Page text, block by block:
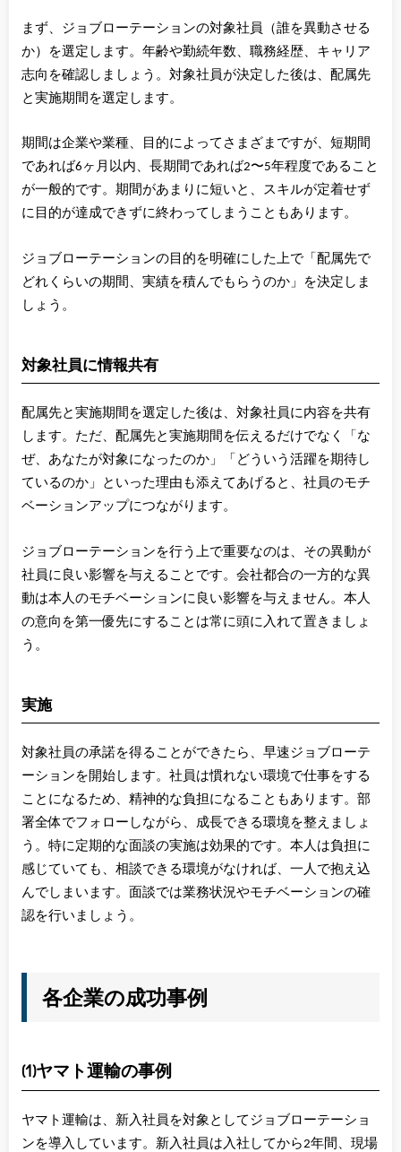
まず、ジョブローテーションの対象社員（誰を異動させる
か）を選定します。年齢や勤続年数、職務経歴、キャリア
志向を確認しましょう。対象社員が決定した後は、配属先
と実施期間を選定します。
期間は企業や業種、目的によってさまざまですが、短期間
であれば6ヶ月以内、長期間であれば2〜5年程度であること
が一般的です。期間があまりに短いと、スキルが定着せず
に目的が達成できずに終わってしまうこともあります。
ジョブローテーションの目的を明確にした上で「配属先で
どれくらいの期間、実績を積んでもらうのか」を決定しま
しょう。
対象社員に情報共有
配属先と実施期間を選定した後は、対象社員に内容を共有
します。ただ、配属先と実施期間を伝えるだけでなく「な
ぜ、あなたが対象になったのか」「どういう活躍を期待し
ているのか」といった理由も添えてあげると、社員のモチ
ベーションアップにつながります。
ジョブローテーションを行う上で重要なのは、その異動が
社員に良い影響を与えることです。会社都合の一方的な異
動は本人のモチベーションに良い影響を与えません。本人
の意向を第一優先にすることは常に頭に入れて置きましょ
う。
実施
対象社員の承諾を得ることができたら、早速ジョブローテ
ーションを開始します。社員は慣れない環境で仕事をする
ことになるため、精神的な負担になることもあります。部
署全体でフォローしながら、成長できる環境を整えましょ
う。特に定期的な面談の実施は効果的です。本人は負担に
感じていても、相談できる環境がなければ、一人で抱え込
んでしまいます。面談では業務状況やモチベーションの確
認を行いましょう。
各企業の成功事例
(1)ヤマト運輸の事例
ヤマト運輸は、新入社員を対象としてジョブローテーショ
ンを導入しています。新入社員は入社してから2年間、現場